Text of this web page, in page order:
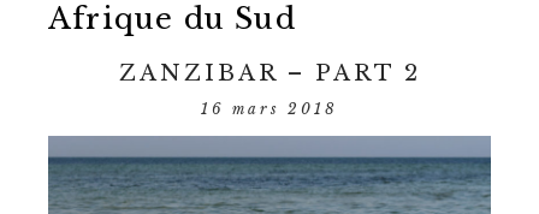
Afrique du Sud
ZANZIBAR – PART 2
16 mars 2018